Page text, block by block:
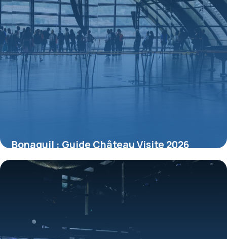
Bonaguil : Guide Château Visite 2026
10 juillet 2026